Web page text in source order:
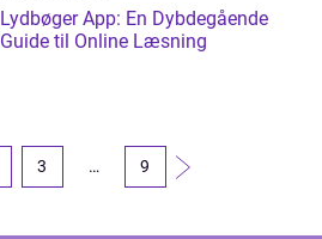
Lydbøger App: En Dybdegående
Guide til Online Læsning
3 … 9